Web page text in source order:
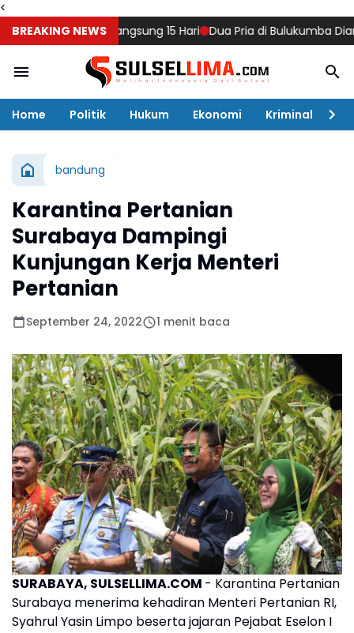
<
BREAKING NEWS
Diklat Berlangsung 15 Hari Dua Pria di Bulukumba
Home Politik Hukum Ekonomi Kriminal
bandung
Karantina Pertanian
Surabaya Dampingi
Kunjungan Kerja Menteri
Pertanian
September 24, 2022 1 menit baca
SURABAYA, SULSELLIMA.COM - Karantina Pertanian
Surabaya menerima kehadiran Menteri Pertanian RI,
Syahrul Yasin Limpo beserta jajaran Pejabat Eselon I